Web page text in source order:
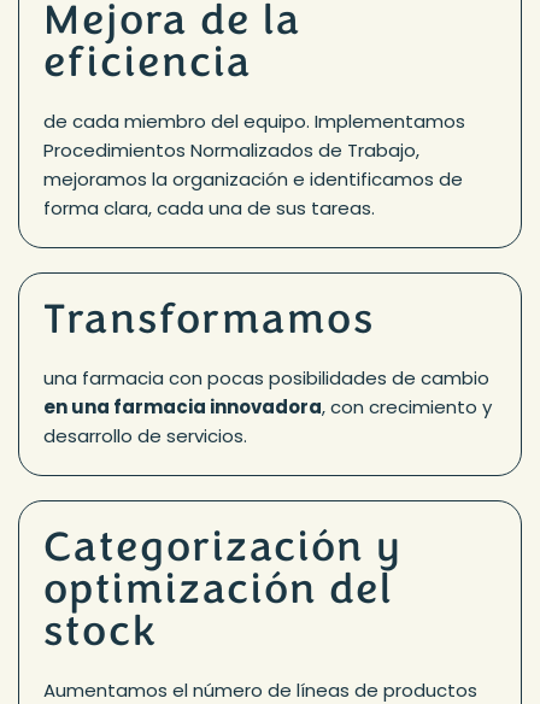
Mejora de la
eficiencia
de cada miembro del equipo. Implementamos
Procedimientos Normalizados de Trabajo,
mejoramos la organización e identificamos de
forma clara, cada una de sus tareas.
Transformamos
una farmacia con pocas posibilidades de cambio
en una farmacia innovadora, con crecimiento y
desarrollo de servicios.
Categorización y
optimización del
stock
Aumentamos el número de líneas de productos